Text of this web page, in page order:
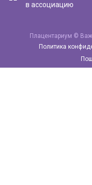
в ассоциацию
Плацентариум ©
Политика